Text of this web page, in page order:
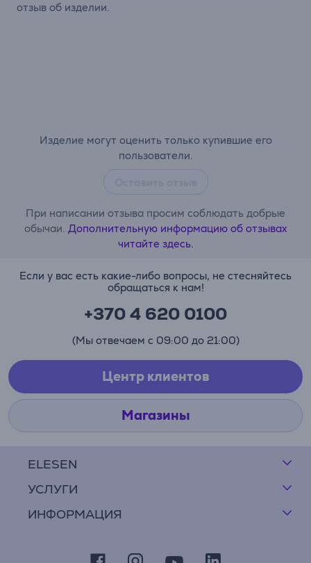
Изделие могут оценить только купившие его
пользователи.
При написании отзыва просим соблюдать добрые
обычаи. Дополнительную информацию об отзывах
читайте здесь.
отзыв об изделии.
ELESEN
УСЛУГИ
ИНФОРМАЦИЯ
Если у вас есть какие-либо вопросы, не стесняйтесь
обращаться к нам!
+370 4 620 0100
(Мы отвечаем с 09:00 до 21:00)
Центр клиентов
Магазины